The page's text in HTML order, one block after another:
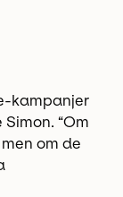
kampanjer
“Om
om de